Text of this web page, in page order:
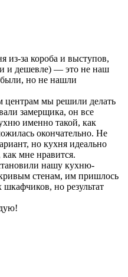
из-за короба и выступов,
и дешевле) — это не наш
но не нашли
центрам мы решили делать
замерщика, он все
именно такой, как
окончательно. Не
но кухня идеально
мне нравится.
нашу кухню-
стенам, им пришлось
но результат